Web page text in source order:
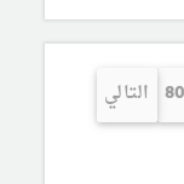
التالي